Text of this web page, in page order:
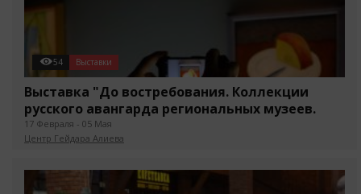
54 Выставки
Выставка "До востребования. Коллекции
русского авангарда региональных музеев.
1900-1930 Часть III"
17 Февраля - 05 Мая
Центр Гейдара Алиева